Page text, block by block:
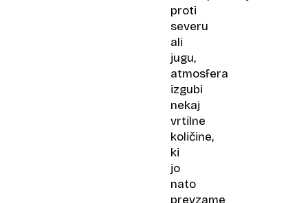
proti
severu
ali
jugu,
atmosfera
izgubi
nekaj
vrtilne
količine,
ki
jo
nato
prevzame